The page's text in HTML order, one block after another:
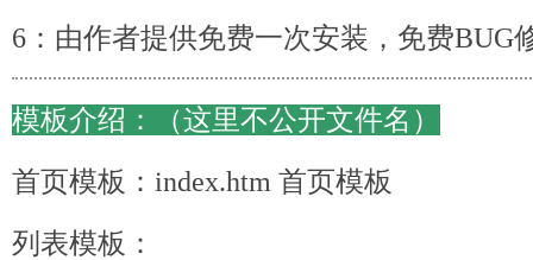
6：由作者提供免费一次安装，免费BUG
模板介绍：（这里不公开文件名）
首页模板：index.htm 首页模板
列表模板：